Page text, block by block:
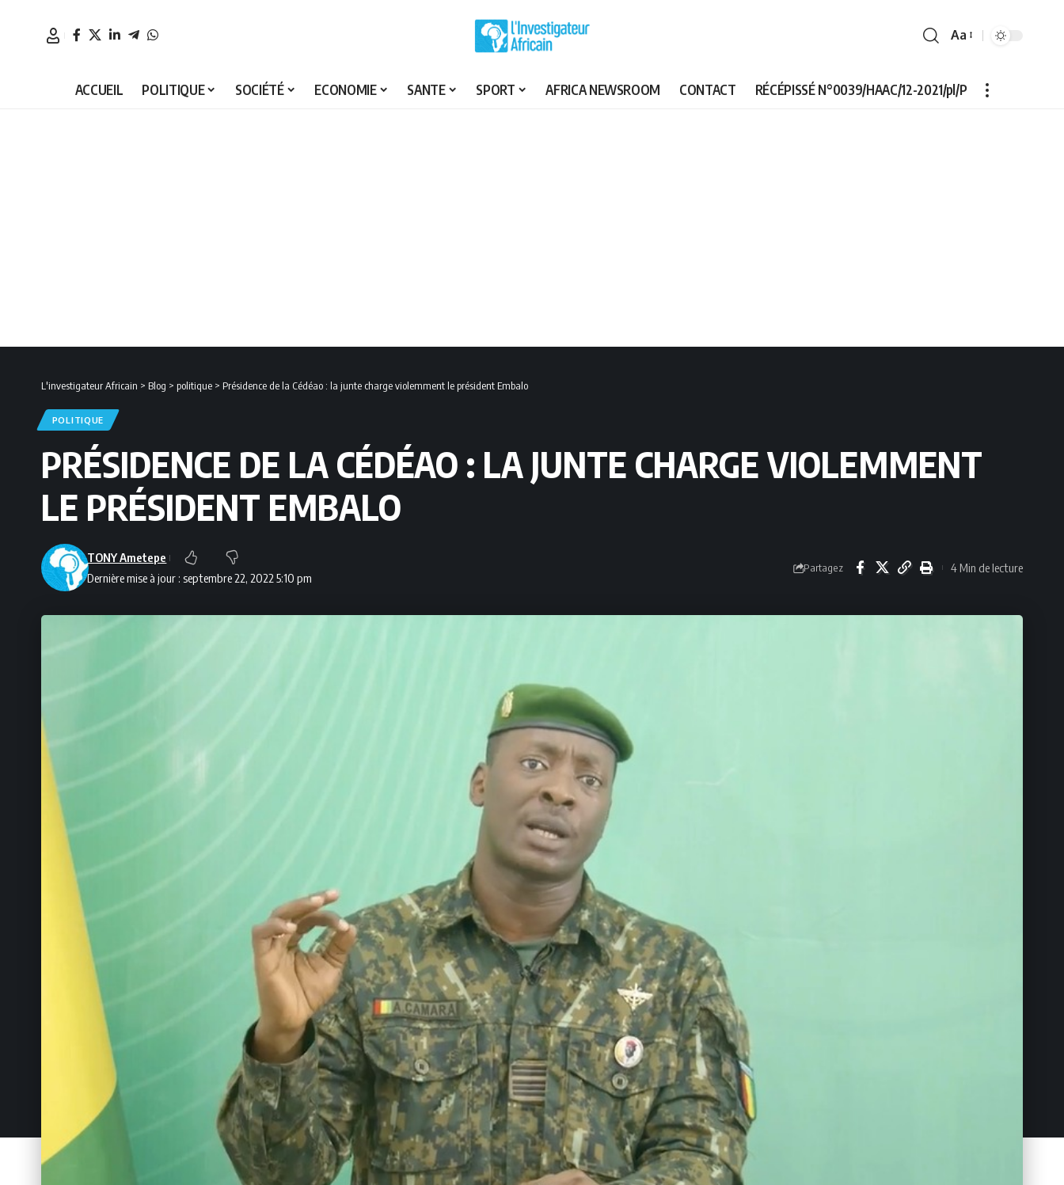
Font
Aa
ACCUEIL POLITIQUE SOCIÉTÉ ECONOMIE SANTE SPORT AFRICA NEWSROOM CONTACT RÉCÉPISSÉ N°0039/HAAC/12-2021/pl/P
L'investigateur Africain > Blog > politique > Présidence de la Cédéao : la junte charge violemment le président Embalo
POLITIQUE
PRÉSIDENCE DE LA CÉDÉAO : LA JUNTE CHARGE VIOLEMMENT
LE PRÉSIDENT EMBALO
Dernière mise à jour : septembre 22, 2022 5:10 pm
TONY Ametepe
Partagez 4 Min de lecture